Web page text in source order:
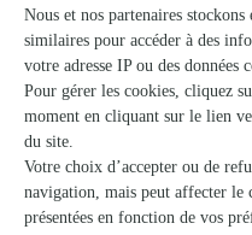
Voir la boutique